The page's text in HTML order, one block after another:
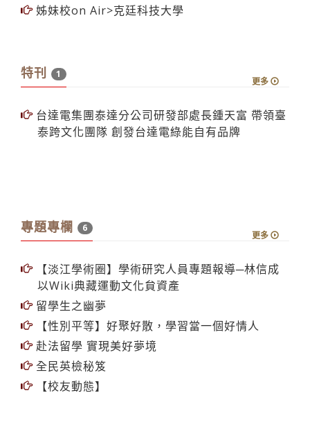
姊妹校on Air>克廷科技大學
特刊 1
更多
台達電集團泰達分公司研發部處長鍾天富 帶領臺
泰跨文化團隊 創發台達電綠能自有品牌
專題專欄 6
更多
【淡江學術圈】學術研究人員專題報導─林信成
以Wiki典藏運動文化貟資產
留學生之幽夢
【性別平等】好聚好散，學習當一個好情人
赴法留學 實現美好夢境
全民英檢秘笈
【校友動態】